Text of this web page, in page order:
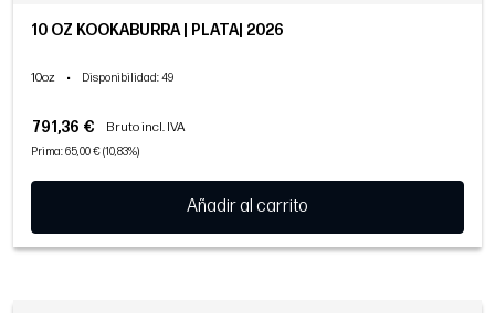
10 OZ KOOKABURRA | PLATA| 2026
10oz • Disponibilidad: 49
791,36 € Bruto incl. IVA
Prima: 65,00 € (10,83%)
Añadir al carrito